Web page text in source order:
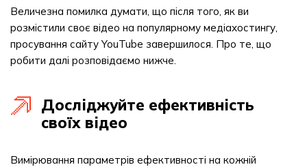
Величезна помилка думати, що після того, як ви
розмістили своє відео на популярному медіахостингу,
просування сайту YouTube завершилося. Про те, що
робити далі розповідаємо нижче.
Досліджуйте ефективність
своїх відео
Вимірювання параметрів ефективності на кожній